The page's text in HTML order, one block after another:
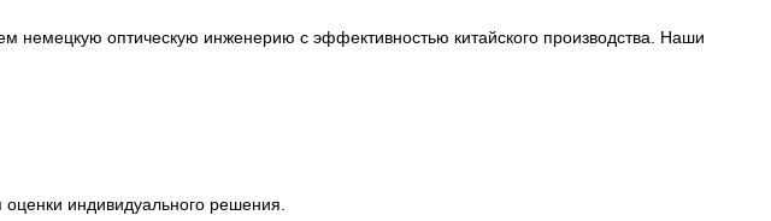
оптическую инженерию с эффективностью китайского производства. Наши
оценки индивидуального решения.